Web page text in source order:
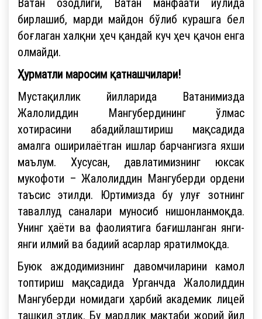
бирлашиб, марди майдон бўлиб курашга бел
боғлаган халқни ҳеч қандай куч ҳеч қачон енга
олмайди.
Ҳурматли маросим қатнашчилари!
Мустақиллик йилларида Ватанимизда
Жалолиддин Мангубердининг ўлмас
хотирасини абадийлаштириш мақсадида
амалга оширилаётган ишлар барчангизга яхши
маълум. Хусусан, давлатимизнинг юксак
мукофоти – Жалолиддин Мангуберди ордени
таъсис этилди. Юртимизда бу улуғ зотнинг
таваллуд саналари муносиб нишонланмоқда.
Унинг ҳаёти ва фаолиятига бағишланган янги-
янги илмий ва бадиий асарлар яратилмоқда.
Буюк аждодимизнинг давомчиларини камол
топтириш мақсадида Урганчда Жалолиддин
Мангуберди номидаги ҳарбий академик лицей
ташкил этдик. Бу мардлик мактаби жорий йил